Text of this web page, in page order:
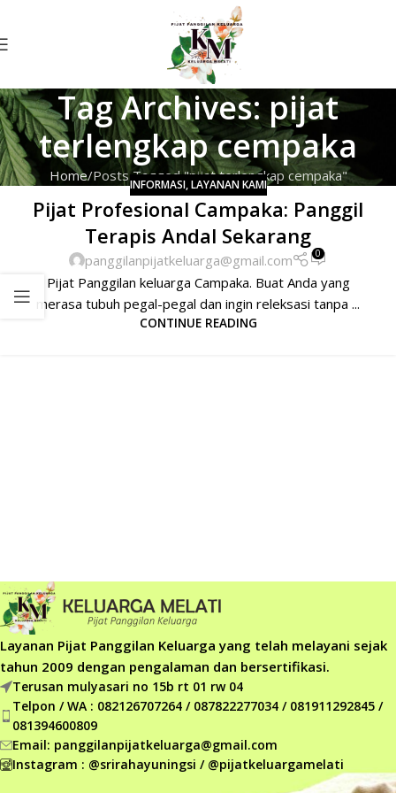
Tag Archives: pijat
terlengkap cempaka
Home Posts Tagged "pijat terlengkap cempaka"
INFORMASI,LAYANAN KAMI
Pijat Profesional Campaka: Panggil
Terapis Andal Sekarang
panggilanpijatkeluarga@gmail.com 0
Pijat Panggilan keluarga Campaka. Buat Anda yang
merasa tubuh pegal-pegal dan ingin releksasi tanpa ...
CONTINUE READING
Layanan Pijat Panggilan Keluarga yang telah melayani sejak
tahun 2009 dengan pengalaman dan bersertifikasi.
Terusan mulyasari no 15b rt 01 rw 04
Telpon / WA : 082126707264 / 087822277034 / 081911292845 /
081394600809
Email: panggilanpijatkeluarga@gmail.com
Instagram : @srirahayuningsi / @pijatkeluargamelati